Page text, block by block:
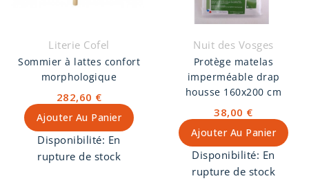
Literie Cofel
Sommier à lattes confort
morphologique
282,60 €
Ajouter Au Panier
Disponibilité: En
rupture de stock
Nuit des Vosges
Protège matelas
imperméable drap
housse 160x200 cm
38,00 €
Ajouter Au Panier
Disponibilité: En
rupture de stock